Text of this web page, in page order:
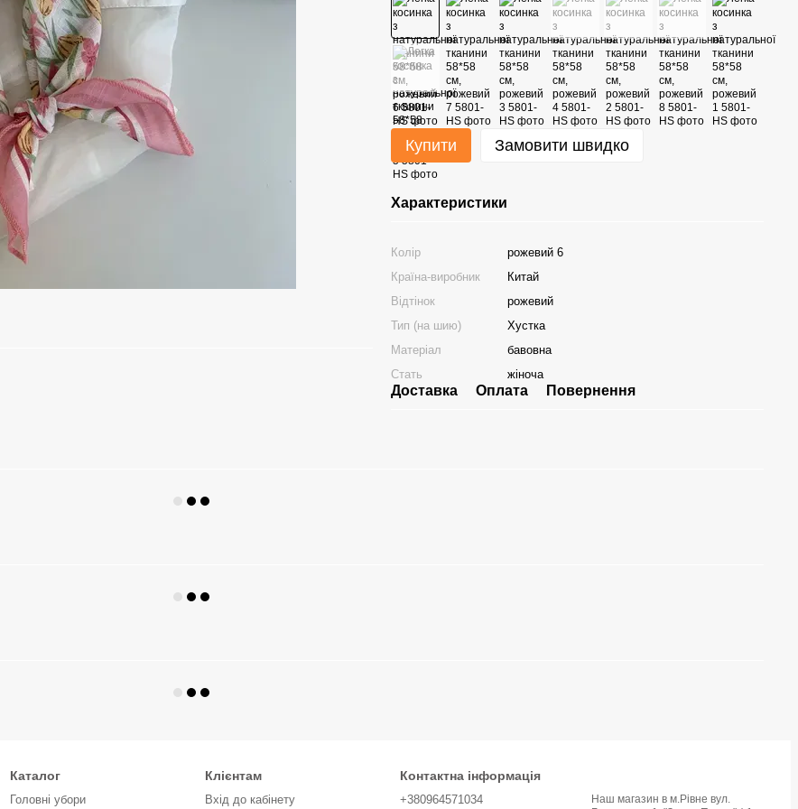
Купити Замовити швидко
Характеристики
Колір
рожевий 6
Країна-виробник
Китай
Відтінок
рожевий
Тип (на шию)
Хустка
Матеріал
бавовна
Стать
жіноча
Доставка Оплата Повернення
Каталог
Головні убори
Клієнтам
Вхід до кабінету
Контактна інформація
+380964571034
Наш магазин в м.Рівне вул.